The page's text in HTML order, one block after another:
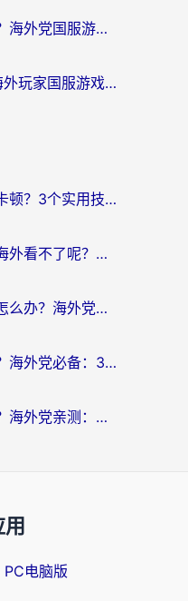
出国还能打守望黎明吗？海外党国服游戏不卡顿的终极解法
奇迹MU延迟不稳定？海外玩家国服游戏加速器终极指南：从卡顿到丝滑的秘密
在国外玩梦幻新诛仙总卡顿？3个实用技巧解决海外党痛点（附回国加速器选择指南）
为什么有的搜狐视频在海外看不了呢？留学生亲测有效的回国加速攻略
咕咕语音国外地区限制怎么办？海外党必备的回国加速器选择指南（附音悦Tai、搜狐视频解决妙招）
阿联酋怎么打不开美团？海外党必备：3步解决回国追剧、看球、刷B站的全部烦恼
怎么在国外玩万乘之国？海外党亲测：突破限制的3个实用技巧
用
电脑版